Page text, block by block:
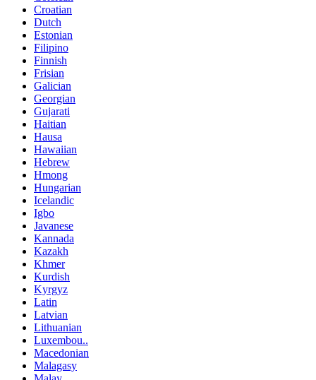
Croatian
Dutch
Estonian
Filipino
Finnish
Frisian
Galician
Georgian
Gujarati
Haitian
Hausa
Hawaiian
Hebrew
Hmong
Hungarian
Icelandic
Igbo
Javanese
Kannada
Kazakh
Khmer
Kurdish
Kyrgyz
Latin
Latvian
Lithuanian
Luxembou..
Macedonian
Malagasy